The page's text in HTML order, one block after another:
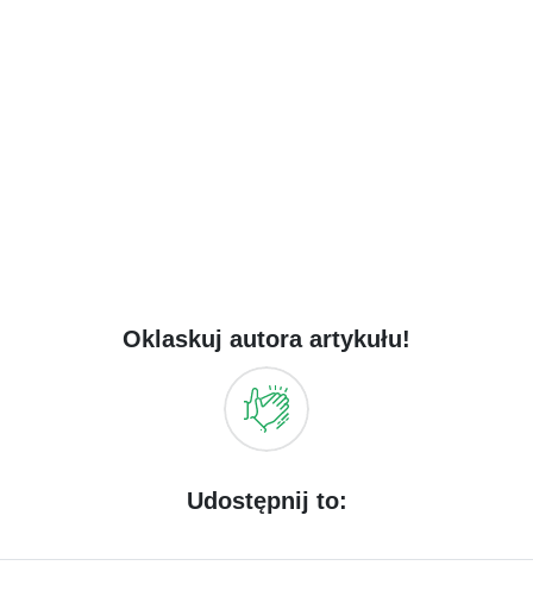
Oklaskuj autora artykułu!
Udostępnij to: